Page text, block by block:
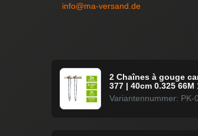
info@ma-versand.de
2 Chaînes à gouge
377 | 40cm 0.325 66M
Variantennummer: